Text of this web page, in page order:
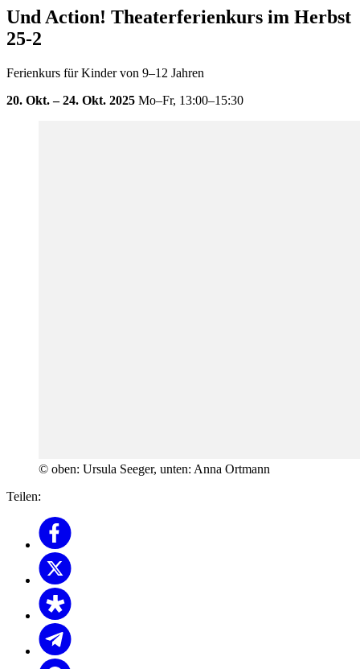
Und Action! Theaterferienkurs im Herbst
25-2
Ferienkurs für Kinder von 9–12 Jahren
20. Okt. – 24. Okt. 2025 Mo–Fr, 13:00–15:30
© oben: Ursula Seeger, unten: Anna Ortmann
Teilen: